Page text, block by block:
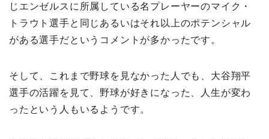
じエンゼルスに所属している名プレーヤーのマイク・
トラウト選手と同じあるいはそれ以上のポテンシャル
がある選手だというコメントが多かったです。
そして、これまで野球を見なかった人でも、大谷翔平
選手の活躍を見て、野球が好きになった、人生が変わ
ったという人もいるようです。